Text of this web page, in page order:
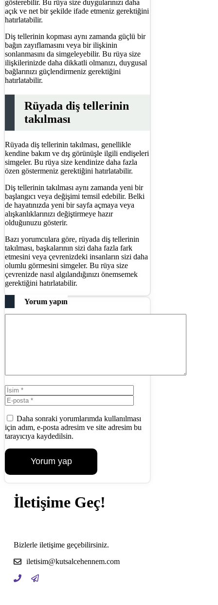
gösterebilir. Bu rüya size duygularınızı daha
açık ve net bir şekilde ifade etmeniz gerektiğini
hatırlatabilir.
Diş tellerinin kopması aynı zamanda güçlü bir
bağın zayıflamasını veya bir ilişkinin
sonlanmasını da simgeleyebilir. Bu rüya size
ilişkilerinizde daha dikkatli olmanızı, duygusal
bağlarınızı güçlendirmeniz gerektiğini
hatırlatabilir.
Rüyada diş tellerinin
takılması
Rüyada diş tellerinin takılması, genellikle
kendine bakım ve dış görünüşle ilgili endişeleri
simgeler. Bu rüya size kendinize daha fazla
özen göstermeniz gerektiğini hatırlatabilir.
Diş tellerinin takılması aynı zamanda yeni bir
başlangıcı veya değişimi temsil edebilir. Belki
de hayatınızda yeni bir sayfa açmaya veya
alışkanlıklarınızı değiştirmeye hazır
olduğunuzu gösterir.
Bazı yorumculara göre, rüyada diş tellerinin
takılması, başkalarının sizi daha fazla fark
etmesini veya çevrenizdeki insanların sizi daha
olumlu görmesini simgeler. Bu rüya size
çevrenizde nasıl algılandığınızı önemsemek
gerektiğini hatırlatabilir.
Yorum yapın
İsim
posta
sitesi
Daha sonraki yorumlarımda kullanılması
için adım, e-posta adresim ve site adresim bu
tarayıcıya kaydedilsin.
İletişime Geç!
Bizlerle iletişime geçebilirsiniz.
iletisim@kutsalcehennem.com